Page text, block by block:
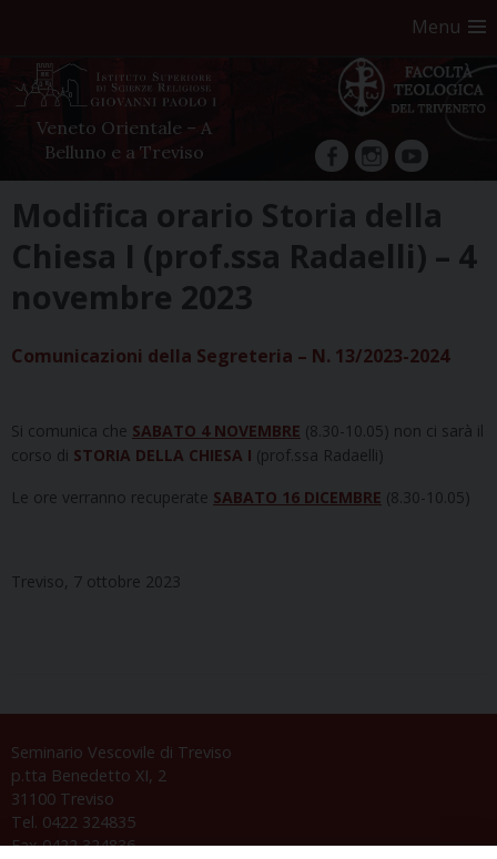
Menu
Veneto Orientale – A
Belluno e a Treviso
facebookInstagram
YouTube
content
Modifica orario Storia della
Chiesa I (prof.ssa Radaelli) – 4
novembre 2023
Comunicazioni della Segreteria – N. 13/2023-2024
Si comunica che SABATO 4 NOVEMBRE (8.30-10.05) non ci sarà il
corso di STORIA DELLA CHIESA I (prof.ssa Radaelli)
Le ore verranno recuperate SABATO 16 DICEMBRE (8.30-10.05)
Treviso, 7 ottobre 2023
Seminario Vescovile di Treviso
p.tta Benedetto XI, 2
31100 Treviso
Tel. 0422 324835
Fax 0422 324836